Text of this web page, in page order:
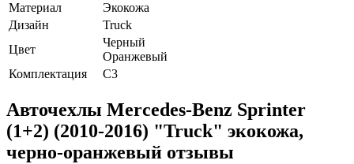
Материал
Экокожа
Дизайн
Truck
Цвет
Черный
Оранжевый
Комплектация
C3
Авточехлы Mercedes-Benz Sprinter
(1+2) (2010-2016) "Truck" экокожа,
черно-оранжевый отзывы